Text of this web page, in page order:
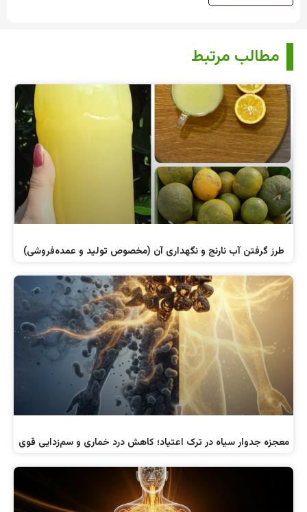
مطالب مرتبط
طرز گرفتن آب نارنج و نگهداری آن (مخصوص تولید و عمده‌فروشی)
معجزه جدوار سیاه در ترک اعتیاد؛ کاهش درد خماری و سم‌زدایی قوی